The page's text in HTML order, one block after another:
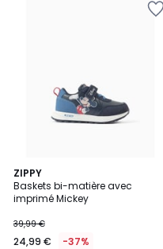
ZIPPY
Baskets bi-matière avec
imprimé Mickey
39,99 €
24,99 € -37%